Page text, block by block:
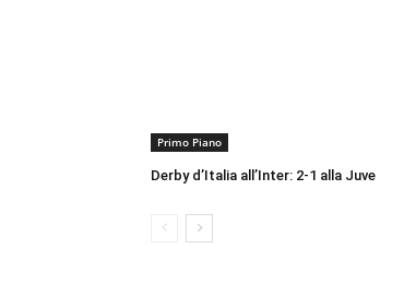
Primo Piano
Derby d’Italia all’Inter: 2-1 alla Juve